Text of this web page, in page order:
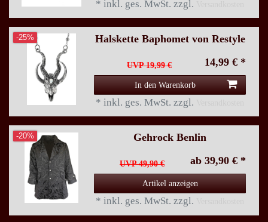
* inkl. ges. MwSt. zzgl.
-25% Halskette Baphomet von Restyle
UVP 19,99 € 14,99 € *
In den Warenkorb
* inkl. ges. MwSt. zzgl.
-20% Gehrock Benlin
UVP 49,90 € ab 39,90 € *
Artikel anzeigen
* inkl. ges. MwSt. zzgl.